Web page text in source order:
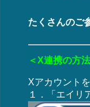
たくさんのご
＜X連携の方
Xアカウント
１．「エイリ